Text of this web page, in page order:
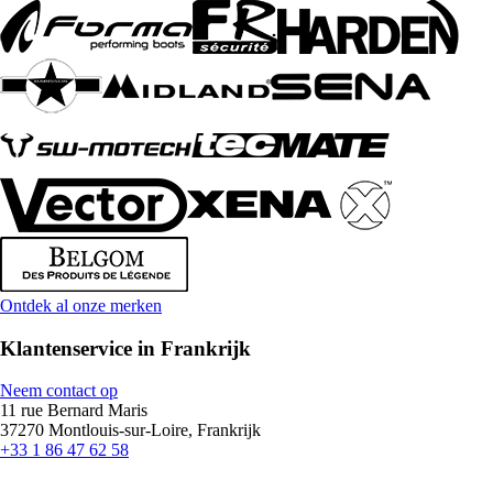
Ontdek al onze merken
Klantenservice in Frankrijk
Neem contact op
11 rue Bernard Maris
37270 Montlouis-sur-Loire, Frankrijk
+33 1 86 47 62 58